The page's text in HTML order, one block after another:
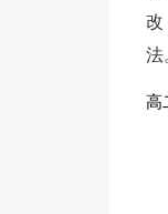
改
法
高